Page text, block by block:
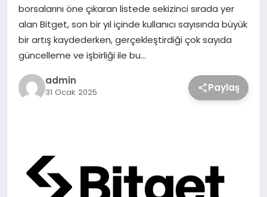
borsalarını öne çıkaran listede sekizinci sırada yer
alan Bitget, son bir yıl içinde kullanıcı sayısında büyük
bir artış kaydederken, gerçekleştirdiği çok sayıda
güncelleme ve işbirliği ile bu…
admin
31 Ocak 2025 Paylaş